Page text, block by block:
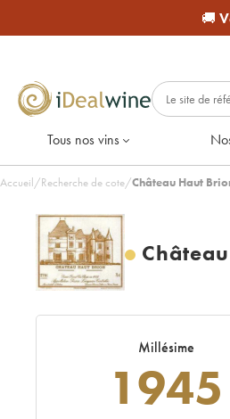
🚚
Tous nos vins
Accueil/Recherche de cote/Château Haut
Millésime
1945